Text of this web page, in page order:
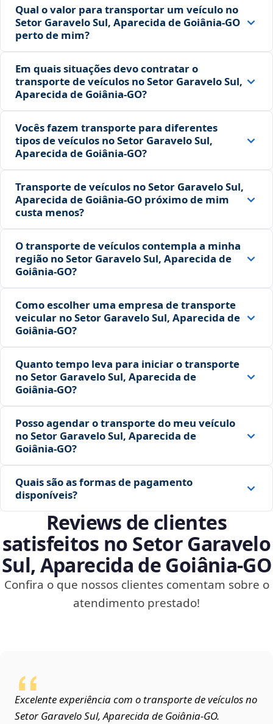
Qual o valor para transportar um veículo no
Setor Garavelo Sul, Aparecida de Goiânia‑GO
perto de mim?
Em quais situações devo contratar o
transporte de veículos no Setor Garavelo Sul,
Aparecida de Goiânia‑GO?
Vocês fazem transporte para diferentes
tipos de veículos no Setor Garavelo Sul,
Aparecida de Goiânia‑GO?
Transporte de veículos no Setor Garavelo Sul,
Aparecida de Goiânia‑GO próximo de mim
custa menos?
O transporte de veículos contempla a minha
região no Setor Garavelo Sul, Aparecida de
Goiânia‑GO?
Como escolher uma empresa de transporte
veicular no Setor Garavelo Sul, Aparecida de
Goiânia‑GO?
Quanto tempo leva para iniciar o transporte
no Setor Garavelo Sul, Aparecida de
Goiânia‑GO?
Posso agendar o transporte do meu veículo
no Setor Garavelo Sul, Aparecida de
Goiânia‑GO?
Quais são as formas de pagamento
disponíveis?
Reviews de clientes
satisfeitos no Setor Garavelo
Sul, Aparecida de Goiânia‑GO
Confira o que nossos clientes comentam sobre o
atendimento prestado!
Excelente experiência com o transporte de veículos no
Setor Garavelo Sul, Aparecida de Goiânia‑GO.